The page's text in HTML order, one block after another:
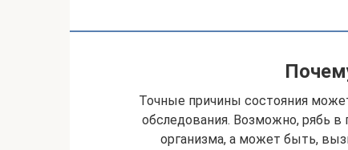
Точные причины состояния
обследования. Возможно, рябь в
организма, а может быть,